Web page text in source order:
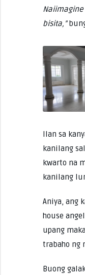
bisita,”
Ilan sa
kanilang
kwarto na
kanilang
Aniya, ang
house
upang
trabaho ng
Buong